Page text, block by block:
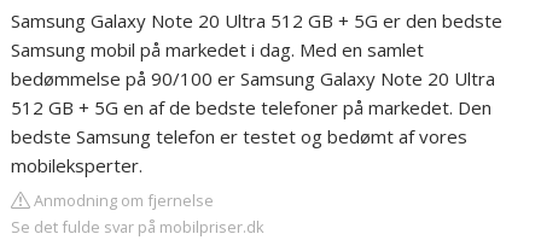
Samsung Galaxy Note 20 Ultra 512 GB + 5G er den bedste
Samsung mobil på markedet i dag. Med en samlet
bedømmelse på 90/100 er Samsung Galaxy Note 20 Ultra
512 GB + 5G en af de bedste telefoner på markedet. Den
bedste Samsung telefon er testet og bedømt af vores
mobileksperter.
Anmodning om fjernelse
Se det fulde svar på mobilpriser.dk